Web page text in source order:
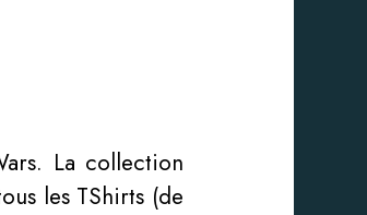
La collection
les TShirts (de